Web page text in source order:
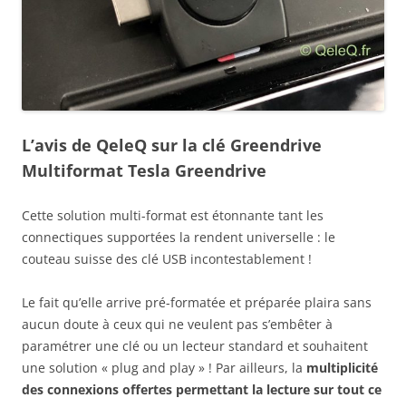
L’avis de QeleQ sur la clé Greendrive
Multiformat Tesla Greendrive
Cette solution multi-format est étonnante tant les
connectiques supportées la rendent universelle : le
couteau suisse des clé USB incontestablement !
Le fait qu’elle arrive pré-formatée et préparée plaira sans
aucun doute à ceux qui ne veulent pas s’embêter à
paramétrer une clé ou un lecteur standard et souhaitent
une solution « plug and play » ! Par ailleurs, la multiplicité
des connexions offertes permettant la lecture sur tout ce